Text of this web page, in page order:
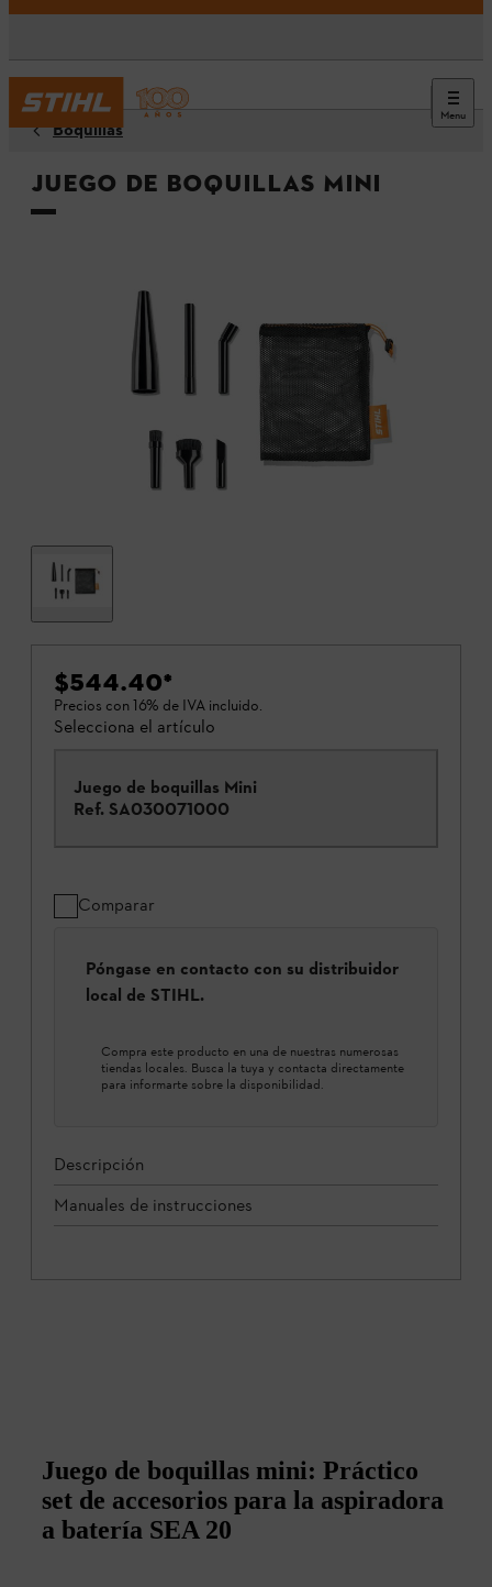
Menu
Boquillas
Juego de boquillas Mini
$544.40*
Precios con 16% de IVA incluido.
Selecciona el artículo
Juego de boquillas Mini
Ref. SA030071000
Comparar
Póngase en contacto con su distribuidor
local de STIHL.
Compra este producto en una de nuestras numerosas
tiendas locales. Busca la tuya y contacta directamente
para informarte sobre la disponibilidad.
Descripción
Manuales de instrucciones
Juego de boquillas mini: Práctico
set de accesorios para la aspiradora
a batería SEA 20